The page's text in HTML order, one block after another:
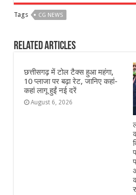
c
e
b
o
o
k
at
s
A
p
p
ss
e
r
itte
Tags CG NEWS
Related Articles
छत्तीसगढ़ में टोल टैक्स हुआ महंगा,
10 प्लाजा पर बढ़ा रेट, जानिए कहां-
कहां लागू हुईं नई दरें
August 6, 2026